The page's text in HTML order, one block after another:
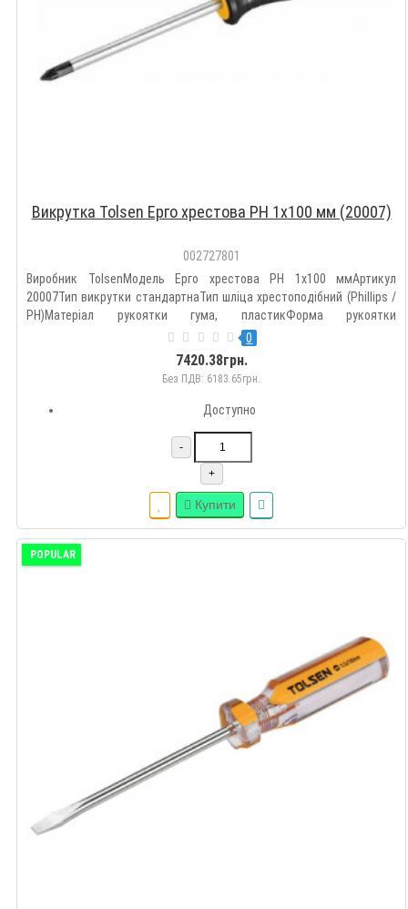
Викрутка Tolsen Ерго хрестова PH 1х100 мм (20007)
002727801
Виробник TolsenМодель Ерго хрестова PH 1х100 ммАртикул
20007Тип викрутки стандартнаТип шліца хрестоподібний (Phillips /
PH)Матеріал рукоятки гума, пластикФорма рукоятки
стандартнаМатеріал стержня сталь (хром-ванадієва)Довжина 100
ммКількість викруток 1 штДодатково магнітний
0
7420.38грн.
Без ПДВ: 6183.65грн.
Доступно
-
+
Купити
POPULAR